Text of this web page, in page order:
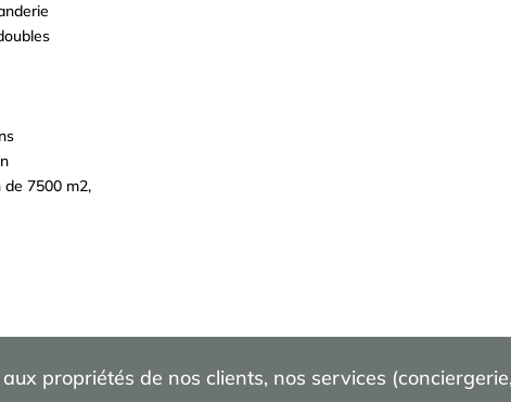
7500 m2,
propriétés de nos clients, nos services